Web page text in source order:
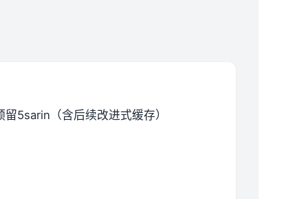
留5sarin（含后续改进式缓存）